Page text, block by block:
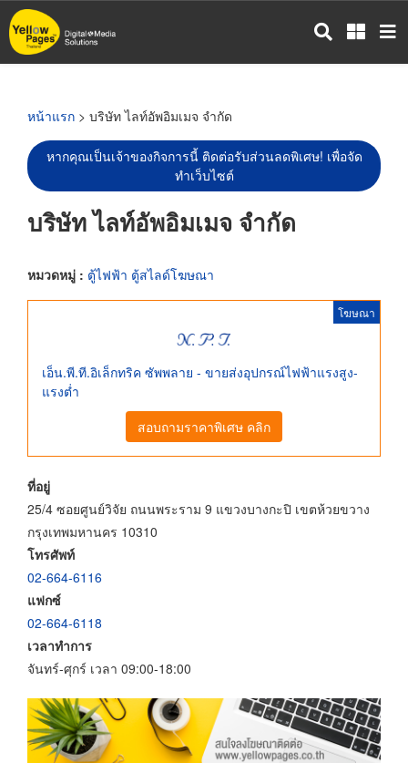
ข้าม
ไป
หน้าแรก > บริษัท ไลท์อัพอิมเมจ จำกัด
หากคุณเป็นเจ้าของกิจการนี้ ติดต่อรับส่วนลดพิเศษ! เพื่อจัด
ทำเว็บไซต์
บริษัท ไลท์อัพอิมเมจ จำกัด
หมวดหมู่ : ตู้ไฟฟ้า ตู้สไลด์โฆษณา
โฆษณา
เอ็น.พี.ที.อิเล็กทริค ซัพพลาย - ขายส่งอุปกรณ์ไฟฟ้าแรงสูง-
แรงต่ำ
สอบถามราคาพิเศษ คลิก
ที่อยู่
25/4 ซอยศูนย์วิจัย ถนนพระราม 9 แขวงบางกะปิ เขตห้วยขวาง
กรุงเทพมหานคร 10310
โทรศัพท์
02-664-6116
แฟกซ์
02-664-6118
เวลาทำการ
จันทร์-ศุกร์ เวลา 09:00-18:00